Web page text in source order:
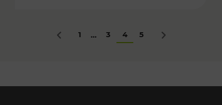
Zurück
1 ... 3 4 5 Nächstes